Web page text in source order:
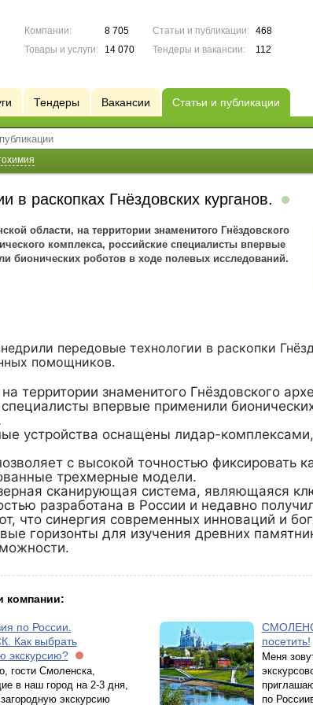
Компании:
8 705
Товары и услуги:
14 070
Статьи и публикации:
468
Тендеры и вакансии:
112
Тендеры Вакансии Статьи и публикации
в раскопках Гнёздовских курганов.
области, на территории знаменитого Гнёздовского
комплекса, российские специалисты впервые
бионических роботов в ходе полевых исследований.
передовые технологии в раскопки
помощников.
территории знаменитого Гнёздовского
впервые применили
устройства оснащены лидар-
с высокой точностью фиксировать
трехмерные модели.
сканирующая система, являющаяся
разработана в России и недавно
что синергия современных инноваций и
горизонты для изучения древних
компании:
по России.
Как выбрать
экскурсию?
гости Смоленска,
в наш город на 2-3 дня,
экскурсию
посетить!
Меня
по